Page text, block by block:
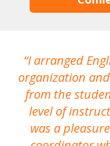
I arranged
organization
from the
level of
was a